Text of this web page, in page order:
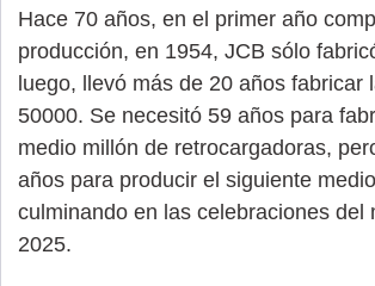
Hace 70 años, en el primer año
producción, en 1954, JCB sólo
luego, llevó más de 20 años fabricar
50000. Se necesitó 59 años para
medio millón de retrocargadoras,
años para producir el siguiente
culminando en las celebraciones del
2025.